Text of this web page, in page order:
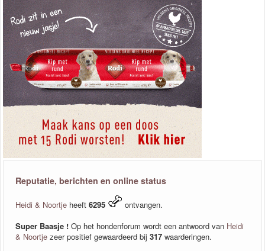
Reputatie, berichten en online status
Heidi & Noortje heeft 6295
ontvangen.
Super Baasje ! Op het hondenforum wordt een antwoord van Heidi
& Noortje zeer positief gewaardeerd bij 317 waarderingen.